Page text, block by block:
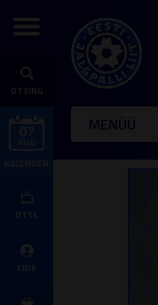
OTSING
OTSE
ERIS
MENÜÜ